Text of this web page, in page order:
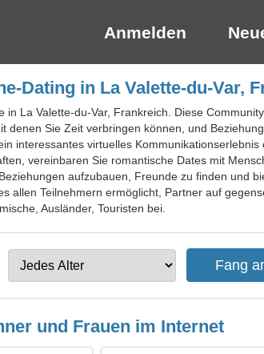
Anmelden
Dating in La Valette-du-Var,
La Valette-du-Var, Frankreich. Diese
Sie Zeit verbringen können, und
interessantes virtuelles
vereinbaren Sie romantische Dates mit
aufzubauen, Freunde zu finden und
allen Teilnehmern ermöglicht, Partner auf
Ausländer, Touristen bei.
und Frauen im Internet